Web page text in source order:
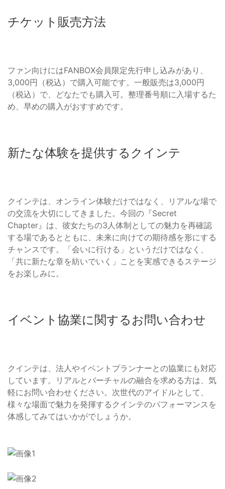
チケット販売方法
ファン向けにはFANBOX会員限定先行申し込みがあり、
3,000円（税込）で購入可能です。一般販売は3,000円
（税込）で、どなたでも購入可。整理番号順に入場するた
め、早めの購入がおすすめです。
新たな体験を提供するクインテ
クインテは、オンライン体験だけではなく、リアルな場で
の交流を大切にしてきました。今回の『Secret
Chapter』は、彼女たちの3人体制としての魅力を再確認
する場であるとともに、未来に向けての期待感を形にする
チャンスです。「会いに行ける」というだけではなく、
「共に新たな章を紡いでいく」ことを実感できるステージ
をお楽しみに。
イベント協業に関するお問い合わせ
クインテは、法人やイベントプランナーとの協業にも対応
しています。リアルとバーチャルの融合を求める方は、気
軽にお問い合わせください。次世代のアイドルとして、
様々な場面で魅力を発揮するクインテのパフォーマンスを
体感してみてはいかがでしょうか。